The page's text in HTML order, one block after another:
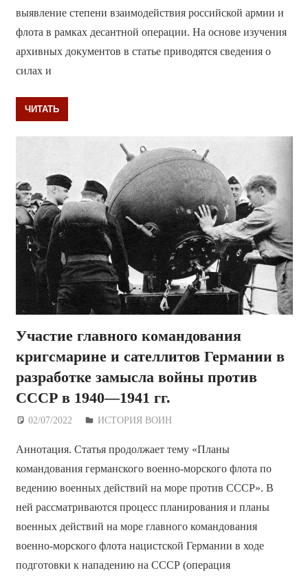
выявление степени взаимодействия российской армии и
флота в рамках десантной операции. На основе изучения
архивных документов в статье приводятся сведения о
силах и
ЧИТАТЬ
Участие главного командования
кригсмарине и сателлитов Германии в
разработке замысла войны против
СССР в 1940—1941 гг.
02/07/2022 Дежурный по Редакции
ИСТОРИЯ ВОИН
Аннотация. Статья продолжает тему «Планы
командования германского военно-морского флота по
ведению военных действий на море против СССР». В
ней рассматриваются процесс планирования и планы
военных действий на море главного командования
военно-морского флота нацистской Германии в ходе
подготовки к нападению на СССР (операция